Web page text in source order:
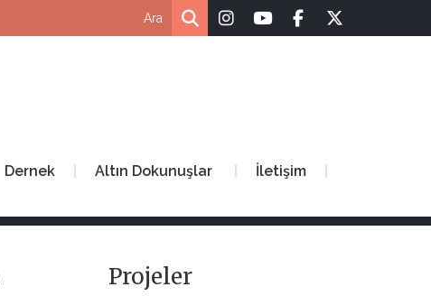
Dernek Altın Dokunuşlar İletişim
Projeler